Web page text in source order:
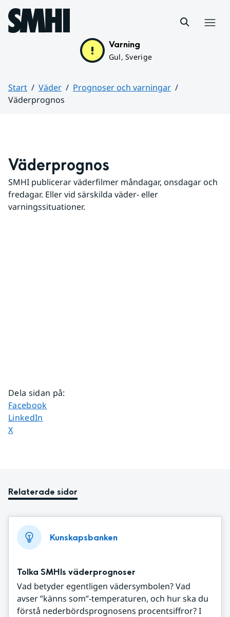
Hoppa till sidans innehåll
Varning
Gul, Sverige
Start Väder
Prognoser och varningar
Väderprognos
Väderprognos
SMHI publicerar väderfilmer måndagar, onsdagar och
fredagar. Eller vid särskilda väder- eller
varningssituationer.
Dela sidan på:
Dela sidan på
Facebook
Dela sidan på
LinkedIn
Dela sidan på
X
Relaterade sidor
Kunskapsbanken
Tolka SMHIs väderprognoser
Vad betyder egentligen vädersymbolen? Vad
avser ”känns som”-temperaturen, och hur ska du
förstå nederbördsprognosens procentsiffror? I